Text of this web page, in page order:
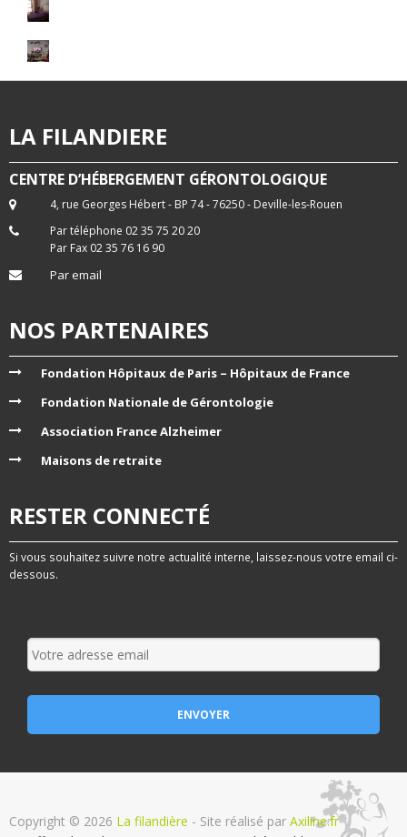
LA FILANDIERE
CENTRE D’HÉBERGEMENT GÉRONTOLOGIQUE
4, rue Georges Hébert - BP 74 - 76250 - Deville-les-Rouen
Par téléphone 02 35 75 20 20
Par Fax 02 35 76 16 90
Par email
NOS PARTENAIRES
Fondation Hôpitaux de Paris – Hôpitaux de France
Fondation Nationale de Gérontologie
Association France Alzheimer
Maisons de retraite
RESTER CONNECTÉ
Si vous souhaitez suivre notre actualité interne, laissez-nous votre email ci-
dessous.
Copyright © 2026 La filandière - Site réalisé par Axiline.fr